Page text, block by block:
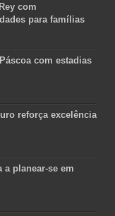
com
para famílias
com estadias
reforça excelência
planear-se em